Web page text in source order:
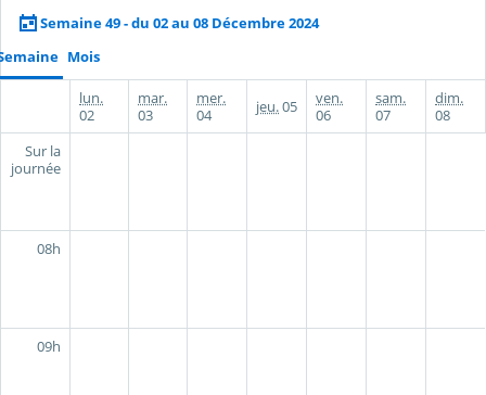
Semaine 49 - du 02 au 08 Décembre 2024
Mois
lun.
02
mar.
03
mer.
04
jeu.05
ven.
06
sam.
07
dim.
08
Sur la
journée
08h
09h